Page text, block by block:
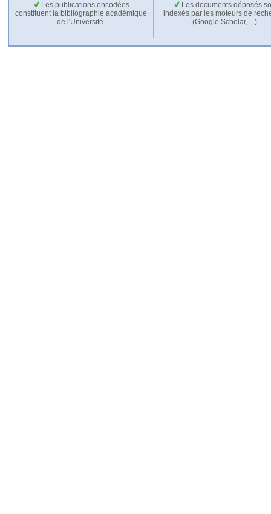
Les publications encodées
constituent la bibliographie académique
de l'Université.
Les documents déposés
indexés par les moteurs de
(Google Scholar,…).